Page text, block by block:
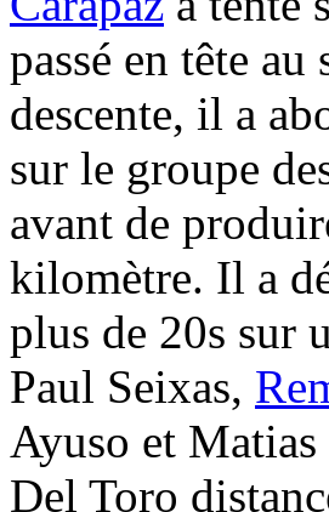
passé en tête
descente, il a
sur le groupe
avant de
kilomètre. Il a
plus de 20s sur
Paul Seixas,
Ayuso et
Del Toro